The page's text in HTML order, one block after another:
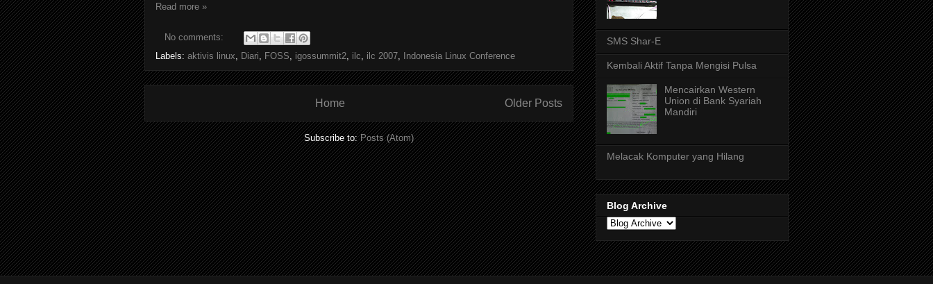
Read more »
No comments:
Labels: aktivis linux Diari FOSS igossummit2 ilc ilc 2007 Indonesia Linux Conference
Older Posts
Home
Subscribe to:Posts (Atom)
SMS Shar-E
Kembali Aktif Tanpa Mengisi Pulsa
Mencairkan Western
Union di Bank Syariah
Mandiri
Melacak Komputer yang Hilang
Blog Archive